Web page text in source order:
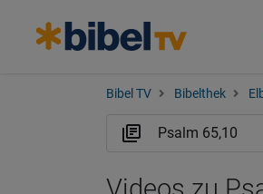
Bibel TV Bibelthek